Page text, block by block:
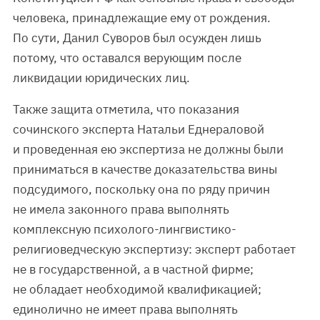
человека, принадлежащие ему от рождения.
По сути, Данил Суворов был осужден лишь
потому, что оставался верующим после
ликвидации юридических лиц.
Также защита отметила, что показания
сочинского эксперта Натальи Еднераловой
и проведенная ею экспертиза не должны были
приниматься в качестве доказательства вины
подсудимого, поскольку она по ряду причин
не имела законного права выполнять
комплексную психолого-лингвистико-
религиоведческую экспертизу: эксперт работает
не в государственной, а в частной фирме;
не обладает необходимой квалификацией;
единолично не имеет права выполнять